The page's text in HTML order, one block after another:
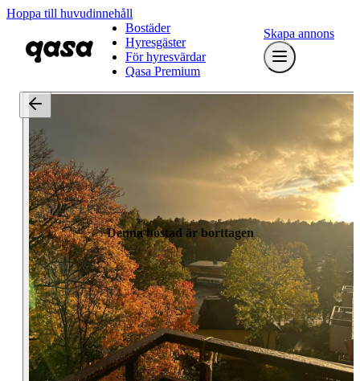
Hoppa till huvudinnehåll
Bostäder
Hyresgäster
För hyresvärdar
Qasa Premium
Skapa annons
Denna bostad är borttagen